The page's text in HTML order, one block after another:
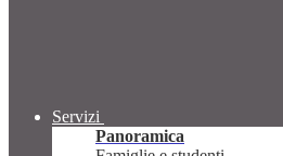
Servizi
Panoramica